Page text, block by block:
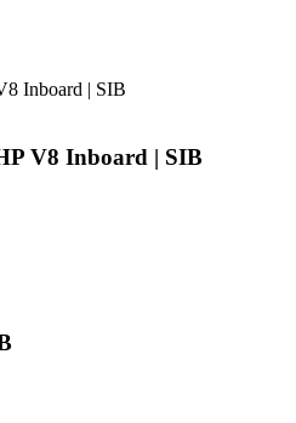
V8 Inboard | SIB